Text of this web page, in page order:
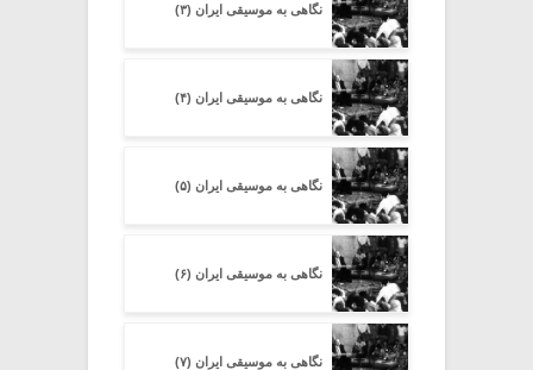
نگاهی به موسیقی ایران (۳)
نگاهی به موسیقی ایران (۴)
نگاهی به موسیقی ایران (۵)
نگاهی به موسیقی ایران (۶)
نگاهی به موسیقی ایران (۷)